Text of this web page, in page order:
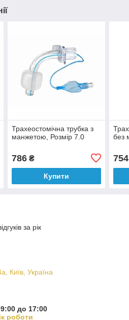
Трахеостомічна трубка з
манжетою, Розмір 7.0
786₴
Купити
без
754
за рік
Київ, Україна
до 17:00
роботи